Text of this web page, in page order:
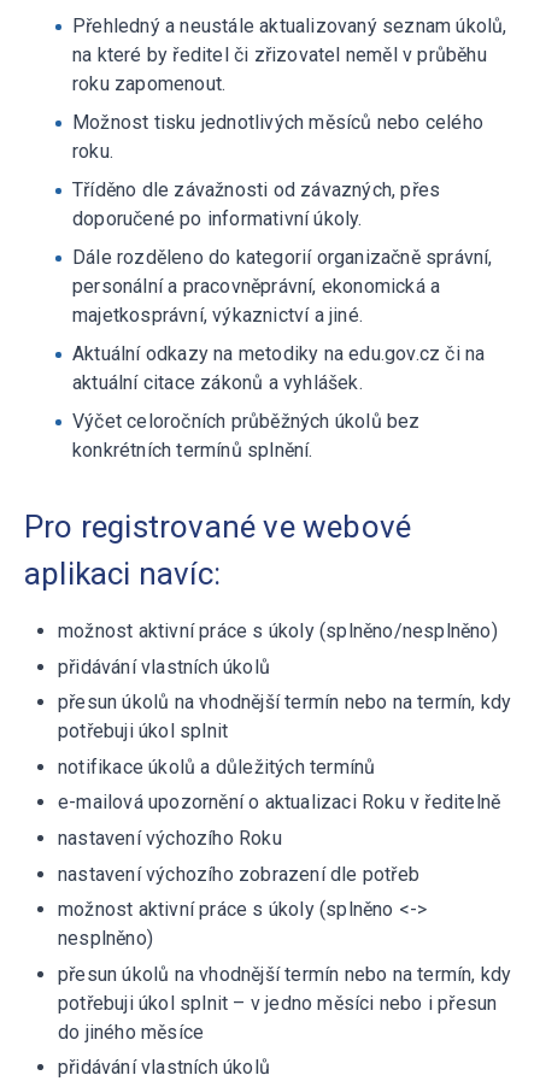
Přehledný a neustále aktualizovaný seznam úkolů,
na které by ředitel či zřizovatel neměl v průběhu
roku zapomenout.
Možnost tisku jednotlivých měsíců nebo celého
roku.
Tříděno dle závažnosti od závazných, přes
doporučené po informativní úkoly.
Dále rozděleno do kategorií organizačně správní,
personální a pracovněprávní, ekonomická a
majetkosprávní, výkaznictví a jiné.
Aktuální odkazy na metodiky na edu.gov.cz či na
aktuální citace zákonů a vyhlášek.
Výčet celoročních průběžných úkolů bez
konkrétních termínů splnění.
Pro registrované ve webové
aplikaci navíc:
možnost aktivní práce s úkoly (splněno/nesplněno)
přidávání vlastních úkolů
přesun úkolů na vhodnější termín nebo na termín, kdy
potřebuji úkol splnit
notifikace úkolů a důležitých termínů
e-mailová upozornění o aktualizaci Roku v ředitelně
nastavení výchozího Roku
nastavení výchozího zobrazení dle potřeb
možnost aktivní práce s úkoly (splněno <->
nesplněno)
přesun úkolů na vhodnější termín nebo na termín, kdy
potřebuji úkol splnit – v jedno měsíci nebo i přesun
do jiného měsíce
přidávání vlastních úkolů